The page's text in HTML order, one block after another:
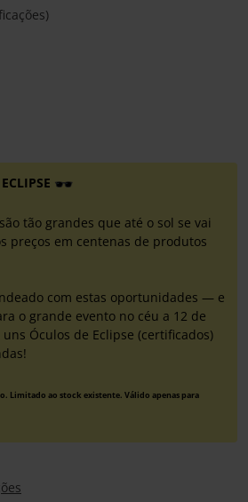
tão grandes que até o sol se vai
preços em centenas de produtos
com estas oportunidades — e
o grande evento no céu a 12 de
Óculos de Eclipse (certificados)
Limitado ao stock existente. Válido apenas para